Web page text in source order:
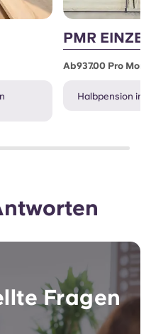
PMR
Ab937.00 Pro
Halbpension
Fragen